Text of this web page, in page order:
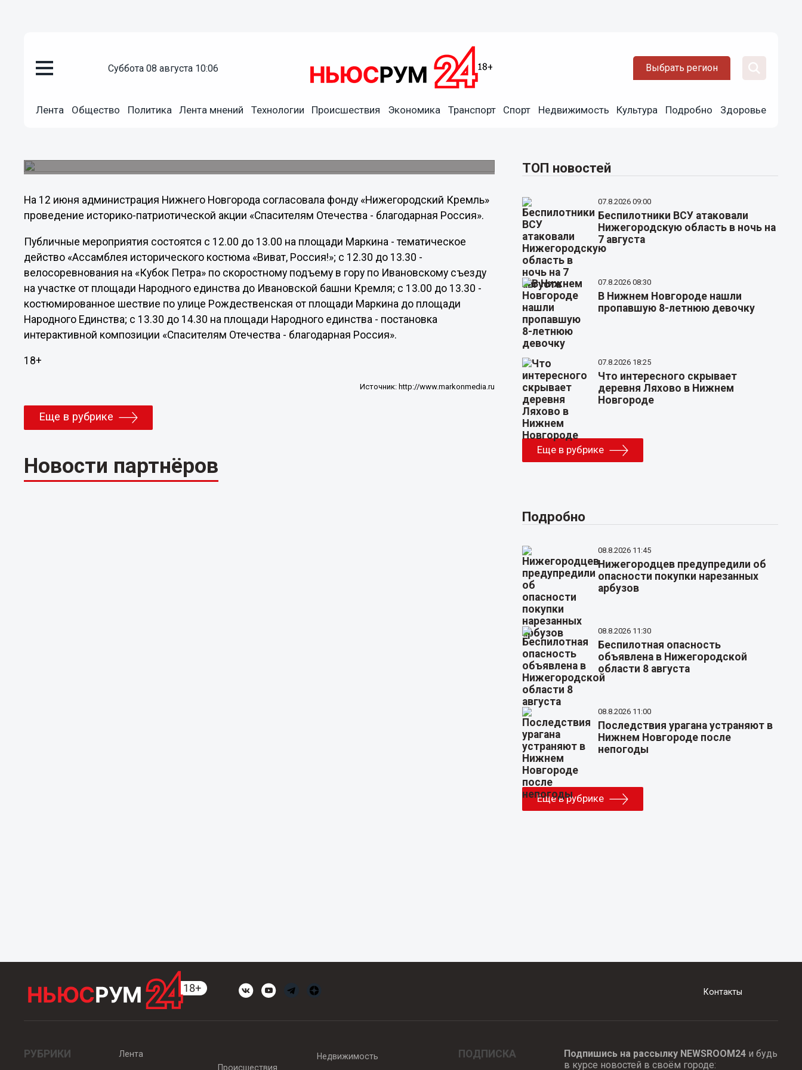
суббота 08 августа 10:06 Выбрать регион
Лента Общество Политика Лента мнений Технологии Происшествия Экономика Транспорт Спорт Недвижимость Культура Подробно Здоровье
Администрация Нижнего согласовала мероприятия на 12
На 12 июня администрация Нижнего Новгорода согласовала фонду «Нижегородский Кремль»
проведение историко-патриотической акции «Спасителям Отечества - благодарная Россия».
Публичные мероприятия состоятся с 12.00 до 13.00 на площади Маркина - тематическое
действо «Ассамблея исторического костюма «Виват, Россия!»; с 12.30 до 13.30 -
велосоревнования на «Кубок Петра» по скоростному подъему в гору по Ивановскому съезду
на участке от площади Народного единства до Ивановской башни Кремля; с 13.00 до 13.30 -
костюмированное шествие по улице Рождественская от площади Маркина до площади
Народного Единства; с 13.30 до 14.30 на площади Народного единства - постановка
интерактивной композиции «Спасителям Отечества - благодарная Россия».
18+
Источник: http://www.markonmedia.ru
Еще в рубрике
Новости партнёров
ТОП новостей
07.8.2026 09:00
Беспилотники ВСУ атаковали
Нижегородскую область в ночь на
7 августа
07.8.2026 08:30
В Нижнем Новгороде нашли
пропавшую 8-летнюю девочку
07.8.2026 18:25
Что интересного скрывает
деревня Ляхово в Нижнем
Новгороде
Еще в рубрике
Подробно
08.8.2026 11:45
Нижегородцев предупредили об
опасности покупки нарезанных
арбузов
08.8.2026 11:30
Беспилотная опасность
объявлена в Нижегородской
области 8 августа
08.8.2026 11:00
Последствия урагана устраняют в
Нижнем Новгороде после
непогоды
Еще в рубрике
Контакты
РУБРИКИ
Лента
Происшествия
Недвижимость ПОДПИСКА Подпишись на рассылку NEWSROOM24и будь
в курсе новостей в своём городе: